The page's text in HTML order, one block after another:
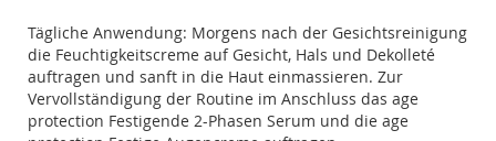
Tägliche Anwendung: Morgens nach der Gesichtsreinigung
die Feuchtigkeitscreme auf Gesicht, Hals und Dekolleté
auftragen und sanft in die Haut einmassieren. Zur
Vervollständigung der Routine im Anschluss das age
protection Festigende 2-Phasen Serum und die age